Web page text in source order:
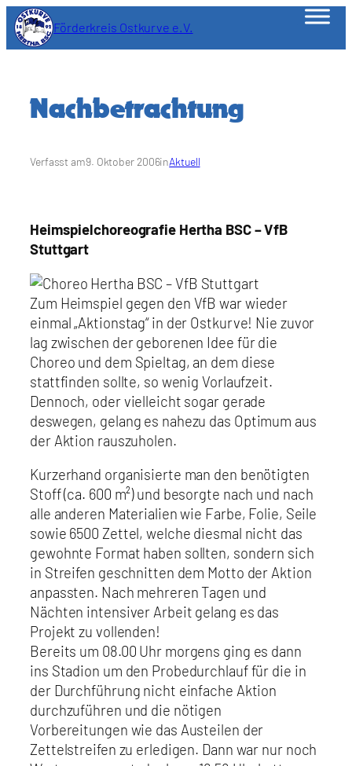
Zum
Inhalt
springen
Förderkreis Ostkurve e.V.
Nachbetrachtung
Verfasst am9. Oktober 2006inAktuell
Heimspielchoreografie Hertha BSC – VfB
Stuttgart
Zum Heimspiel gegen den VfB war wieder
einmal „Aktionstag“ in der Ostkurve! Nie zuvor
lag zwischen der geborenen Idee für die
Choreo und dem Spieltag, an dem diese
stattfinden sollte, so wenig Vorlaufzeit.
Dennoch, oder vielleicht sogar gerade
deswegen, gelang es nahezu das Optimum aus
der Aktion rauszuholen.
Kurzerhand organisierte man den benötigten
Stoff (ca. 600 m²) und besorgte nach und nach
alle anderen Materialien wie Farbe, Folie, Seile
sowie 6500 Zettel, welche diesmal nicht das
gewohnte Format haben sollten, sondern sich
in Streifen geschnitten dem Motto der Aktion
anpassten. Nach mehreren Tagen und
Nächten intensiver Arbeit gelang es das
Projekt zu vollenden!
Bereits um 08.00 Uhr morgens ging es dann
ins Stadion um den Probedurchlauf für die in
der Durchführung nicht einfache Aktion
durchzuführen und die nötigen
Vorbereitungen wie das Austeilen der
Zettelstreifen zu erledigen. Dann war nur noch